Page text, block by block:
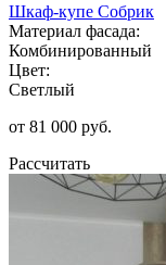
Шкаф-купе Собрик
Материал фасада:
Комбинированный
Цвет:
Светлый
от 81 000 руб.
Рассчитать